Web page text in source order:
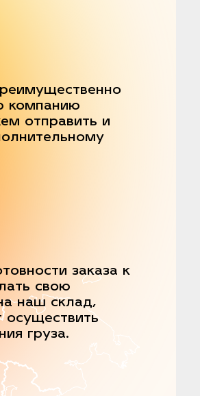
компанию
отправить и
заказа к
свою
наш склад,
груза.